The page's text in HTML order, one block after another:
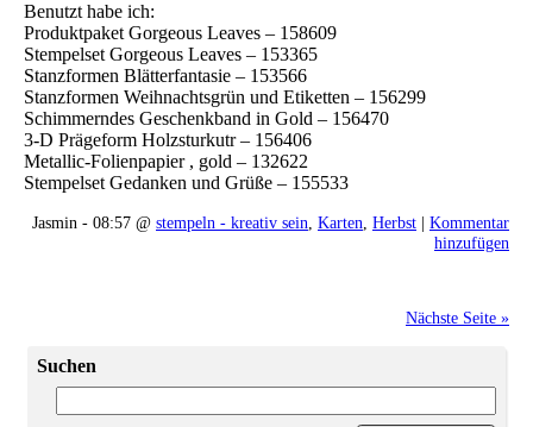
Benutzt habe ich:
Produktpaket Gorgeous Leaves – 158609
Stempelset Gorgeous Leaves – 153365
Stanzformen Blätterfantasie – 153566
Stanzformen Weihnachtsgrün und Etiketten – 156299
Schimmerndes Geschenkband in Gold – 156470
3-D Prägeform Holzsturkutr – 156406
Metallic-Folienpapier , gold – 132622
Stempelset Gedanken und Grüße – 155533
Jasmin - 08:57 @ stempeln - kreativ sein Karten Herbst | Kommentar
hinzufügen
Nächste Seite »
Suchen